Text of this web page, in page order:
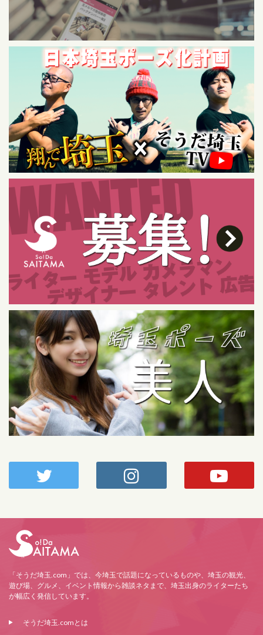
「そうだ埼玉.com」では、今埼玉で話題になっているものや、埼玉の観光、
遊び場、グルメ、イベント情報から雑談ネタまで、埼玉出身のライターたち
が幅広く発信しています。
そうだ埼玉.comとは